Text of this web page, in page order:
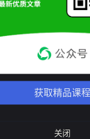
执行一次后就自动卸载"
EventSinks.multip)
获取精品课程
关闭